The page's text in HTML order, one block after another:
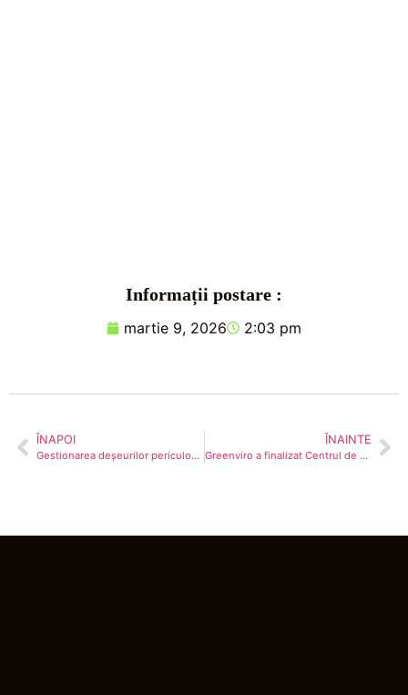
Informații postare :
martie 9, 2026 2:03 pm
ÎNAPOI
Gestionarea deșeurilor periculoase pentru companii în 2026
ÎNAINTE
Greenviro a finalizat Centrul de Colectare a Deșeurilor prin Aport Voluntar din Zimnicea